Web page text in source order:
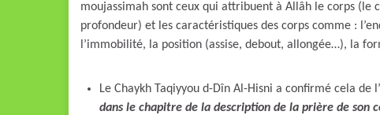
moujassimah sont ceux qui attribuent à Allâh le corps (le
profondeur) et les caractéristiques des corps comme :
l’immobilité, la position (assise, debout, allongée…), la
Le Chaykh Taqiyyou d-Dîn Al-Hisni a confirmé cela de
dans le chapitre de la description de la prière de